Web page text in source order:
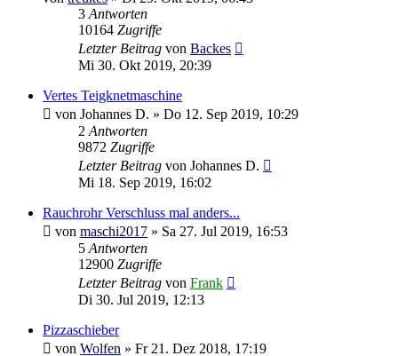
3 Antworten
10164 Zugriffe
Letzter Beitrag von Backes
Mi 30. Okt 2019, 20:39
Vertes Teigknetmaschine
von Johannes D. » Do 12. Sep 2019, 10:29
2 Antworten
9872 Zugriffe
Letzter Beitrag von Johannes D.
Mi 18. Sep 2019, 16:02
Rauchrohr Verschluss mal anders...
von maschi2017 » Sa 27. Jul 2019, 16:53
5 Antworten
12900 Zugriffe
Letzter Beitrag von Frank
Di 30. Jul 2019, 12:13
Pizzaschieber
von Wolfen » Fr 21. Dez 2018, 17:19